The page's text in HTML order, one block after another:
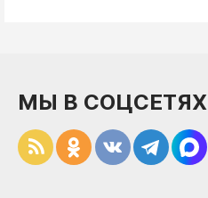
МЫ В СОЦСЕТЯХ